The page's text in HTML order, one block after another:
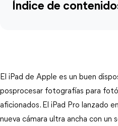
Índice de
El iPad de Apple es un buen
posprocesar fotografías para
aficionados. El iPad Pro lanzado
nueva cámara ultra ancha con un